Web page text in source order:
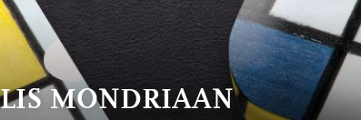
MONDRIAAN